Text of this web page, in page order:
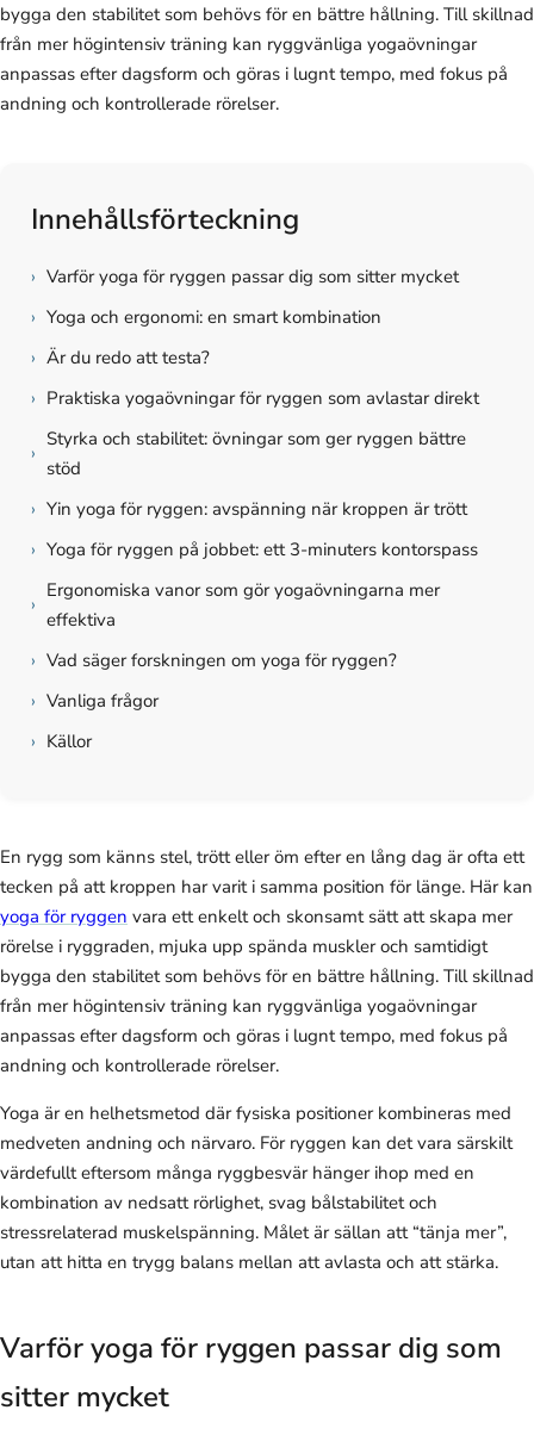
bygga den stabilitet som behövs för en bättre hållning. Till skillnad
från mer högintensiv träning kan ryggvänliga yogaövningar
anpassas efter dagsform och göras i lugnt tempo, med fokus på
andning och kontrollerade rörelser.
Innehållsförteckning
› Varför yoga för ryggen passar dig som sitter mycket
› Yoga och ergonomi: en smart kombination
› Är du redo att testa?
› Praktiska yogaövningar för ryggen som avlastar direkt
›
Styrka och stabilitet: övningar som ger ryggen bättre
stöd
› Yin yoga för ryggen: avspänning när kroppen är trött
› Yoga för ryggen på jobbet: ett 3-minuters kontorspass
›
Ergonomiska vanor som gör yogaövningarna mer
effektiva
› Vad säger forskningen om yoga för ryggen?
› Vanliga frågor
› Källor
En rygg som känns stel, trött eller öm efter en lång dag är ofta ett
tecken på att kroppen har varit i samma position för länge. Här kan
yoga för ryggen vara ett enkelt och skonsamt sätt att skapa mer
rörelse i ryggraden, mjuka upp spända muskler och samtidigt
bygga den stabilitet som behövs för en bättre hållning. Till skillnad
från mer högintensiv träning kan ryggvänliga yogaövningar
anpassas efter dagsform och göras i lugnt tempo, med fokus på
andning och kontrollerade rörelser.
Yoga är en helhetsmetod där fysiska positioner kombineras med
medveten andning och närvaro. För ryggen kan det vara särskilt
värdefullt eftersom många ryggbesvär hänger ihop med en
kombination av nedsatt rörlighet, svag bålstabilitet och
stressrelaterad muskelspänning. Målet är sällan att “tänja mer”,
utan att hitta en trygg balans mellan att avlasta och att stärka.
Varför yoga för ryggen passar dig som
sitter mycket